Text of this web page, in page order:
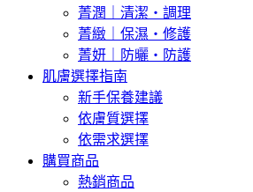
菁潤｜清潔・調理
菁緻｜保濕・修護
菁妍｜防曬・防護
肌膚選擇指南
新手保養建議
依膚質選擇
依需求選擇
購買商品
熱銷商品